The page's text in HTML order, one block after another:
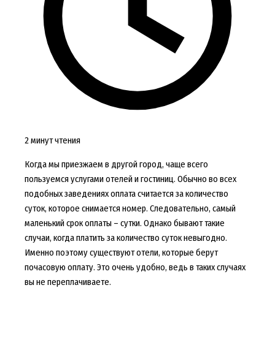
2 минут чтения
Когда мы приезжаем в другой город, чаще всего
пользуемся услугами отелей и гостиниц. Обычно во всех
подобных заведениях оплата считается за количество
суток, которое снимается номер. Следовательно, самый
маленький срок оплаты – сутки. Однако бывают такие
случаи, когда платить за количество суток невыгодно.
Именно поэтому существуют отели, которые берут
почасовую оплату. Это очень удобно, ведь в таких случаях
вы не переплачиваете.